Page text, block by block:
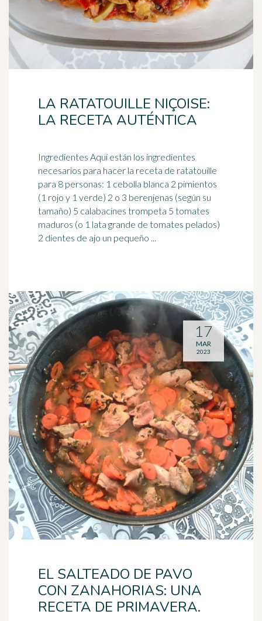
LA RATATOUILLE NIÇOISE:
LA RECETA AUTÉNTICA
Ingredientes Aquí están los ingredientes
necesarios para hacer la receta de ratatouille
para 8 personas: 1 cebolla blanca 2 pimientos
(1 rojo y 1 verde) 2 o 3 berenjenas (según su
tamaño) 5 calabacines trompeta 5 tomates
maduros (o 1 lata grande de tomates pelados)
2 dientes de ajo un pequeño ...
EL SALTEADO DE PAVO
CON ZANAHORIAS: UNA
RECETA DE PRIMAVERA.
17
MAR
2023